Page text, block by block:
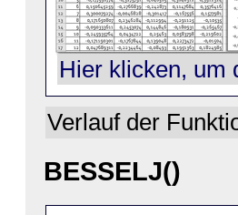
Hier klicken, um
Verlauf der
BESSELJ()